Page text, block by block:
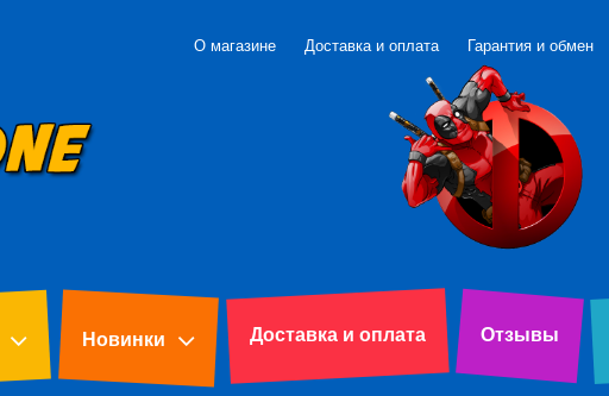
О магазине Доставка и оплата Гарантия и обмен
Новинки Доставка и оплата Отзывы